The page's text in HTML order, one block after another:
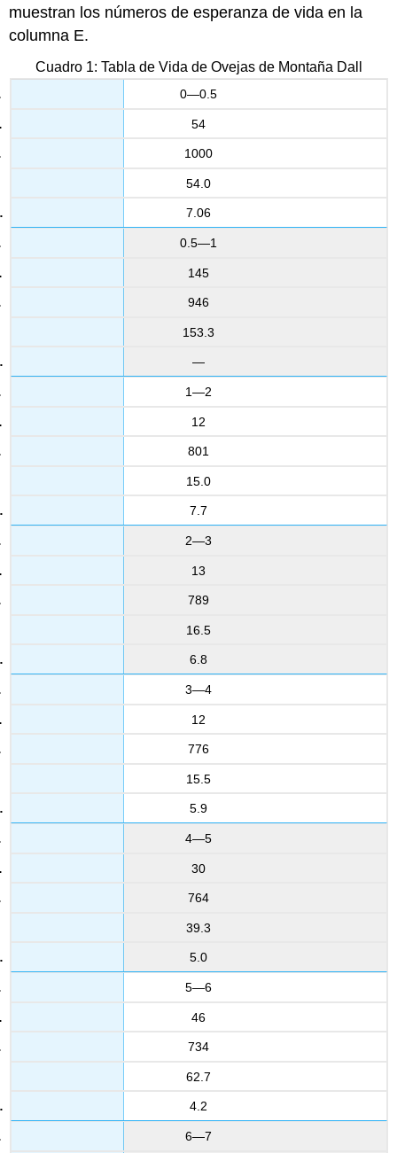
muestran los números de esperanza de vida en la
columna E.
Cuadro 1: Tabla de Vida de Ovejas de Montaña Dall
0—0.5
54
1000
54.0
7.06
0.5—1
145
946
153.3
—
1—2
12
801
15.0
7.7
2—3
13
789
16.5
6.8
3—4
12
776
15.5
5.9
4—5
30
764
39.3
5.0
5—6
46
734
62.7
4.2
6—7